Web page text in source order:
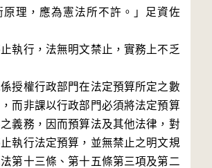
原理，應為憲法所不許。」足資佐
執行，法無明文禁止，實務上不乏
授權行政部門在法定預算所定之數
而非課以行政部門必須將法定預算
義務，因而預算法及其他法律，對
執行法定預算，並無禁止之明文規
第十三條、第十五條第三項及第二